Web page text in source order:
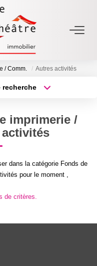
/ Comm. Autres activités
recherche
min
imprimerie /
dans la catégorie Fonds de
pour le moment ,
de critères.